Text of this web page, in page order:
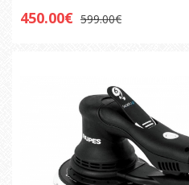
450.00€ 599.00€